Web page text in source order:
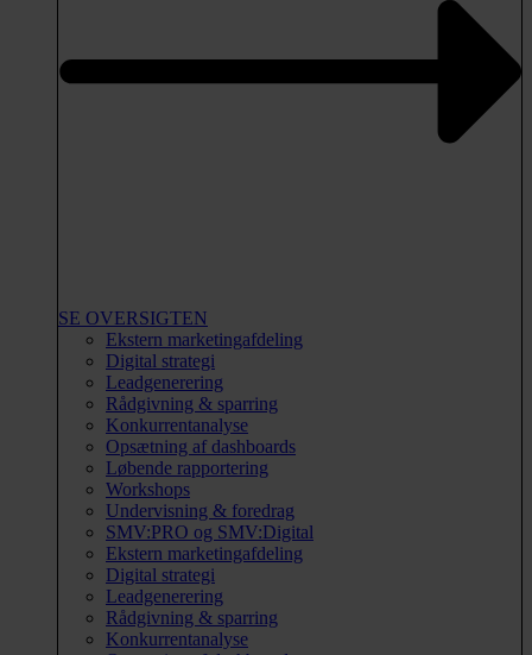
SE OVERSIGTEN
Ekstern marketingafdeling
Digital strategi
Leadgenerering
Rådgivning & sparring
Konkurrentanalyse
Opsætning af dashboards
Løbende rapportering
Workshops
Undervisning & foredrag
SMV:PRO og SMV:Digital
Ekstern marketingafdeling
Digital strategi
Leadgenerering
Rådgivning & sparring
Konkurrentanalyse